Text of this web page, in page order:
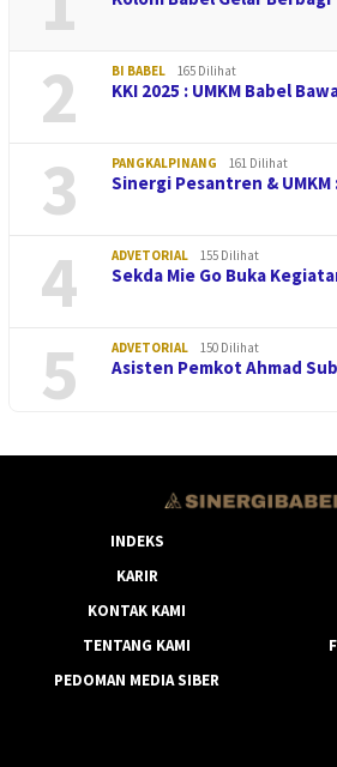
2 BI BABEL 165 Dilihat
KKI 2025 : UMKM Babel
3 PANGKALPINANG 161 Dilihat
Sinergi Pesantren &
4 ADVETORIAL 155 Dilihat
Sekda Mie Go Buka
5 ADVETORIAL 150 Dilihat
Asisten Pemkot Ahmad
INDEKS
KARIR
KONTAK KAMI
TENTANG KAMI
PEDOMAN MEDIA SIBER